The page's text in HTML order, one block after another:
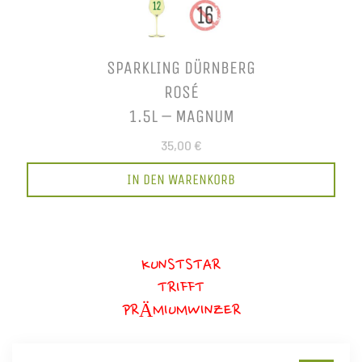
SPARKLING DÜRNBERG
ROSÉ
1.5L – MAGNUM
35,00 €
IN DEN WARENKORB
KUNSTSTAR
TRIFFT
PRÄMIUMWINZER